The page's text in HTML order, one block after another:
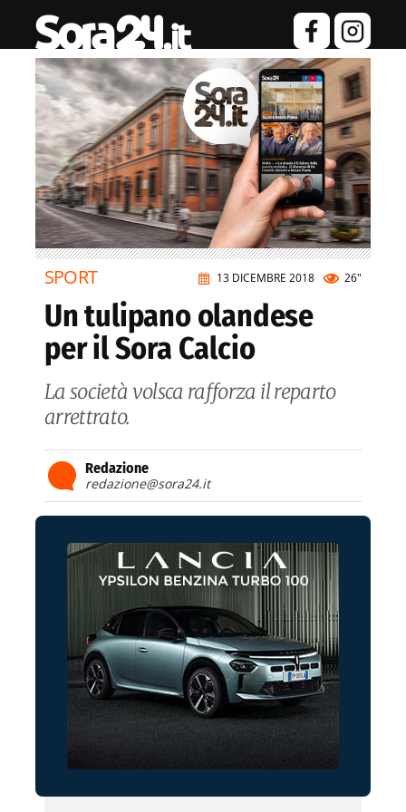
13 DICEMBRE 2018 26"
SPORT
Un tulipano olandese
per il Sora Calcio
La società volsca rafforza il reparto
arrettrato.
Redazione
redazione@sora24.it